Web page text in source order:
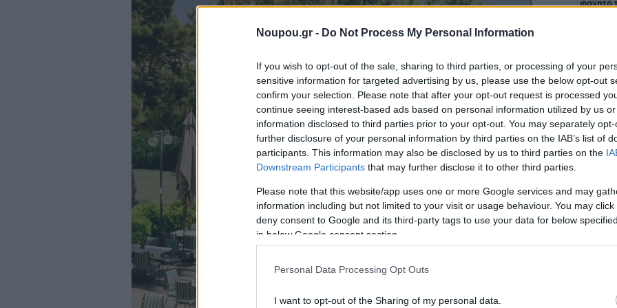
Noupou.gr - Do Not Process My Personal Information
If you wish to opt-out of the sale, sharing to third parties, or processing of your
sensitive information for targeted advertising by us, please use the below opt-out
confirm your selection. Please note that after your opt-out request is processed
continue seeing interest-based ads based on personal information utilized by us
information disclosed to third parties prior to your opt-out. You may separately
further disclosure of your personal information by third parties on the IAB’s list of
participants. This information may also be disclosed by us to third parties on the
Downstream Participants that may further disclose it to other third parties.
Please note that this website/app uses one or more Google services and may
information including but not limited to your visit or usage behaviour. You may
deny consent to Google and its third-party tags to use your data for below
in below Google consent section.
Personal Data Processing Opt Outs
I want to opt-out of the Sharing of my personal data.
φαγητό
δροσιά;
που θα
Πλαζ
των 15
Νόστος
ταβέρνα